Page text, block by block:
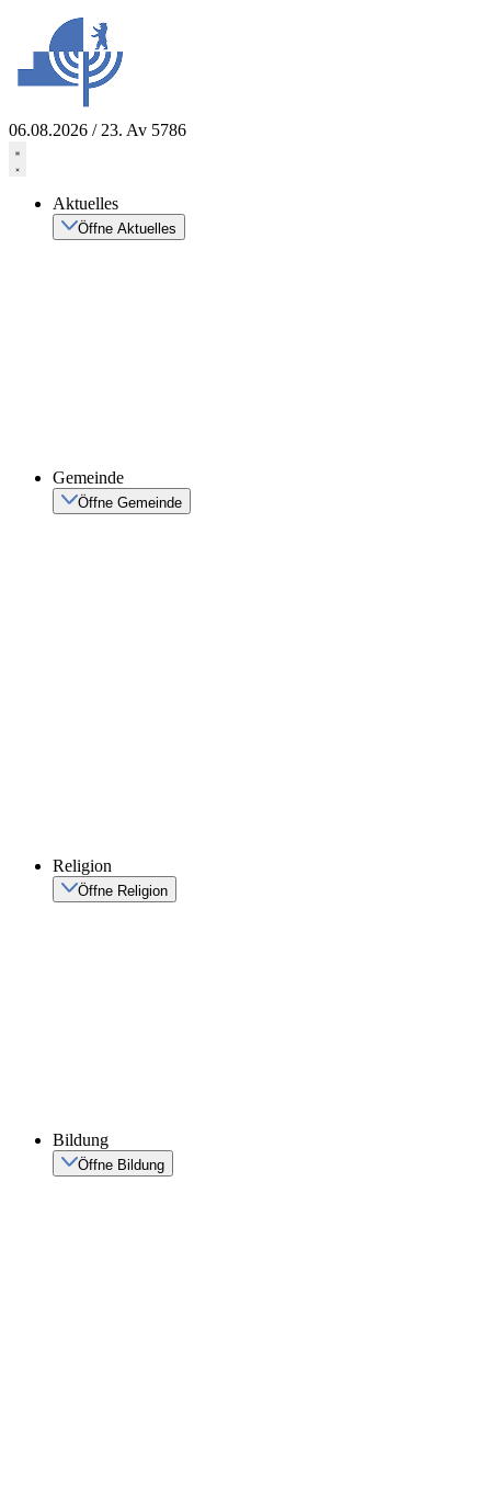
springen
06.08.2026 / 23. Av 5786
Aktuelles
Öffne Aktuelles
Gemeinde
Öffne Gemeinde
Religion
Öffne Religion
Bildung
Öffne Bildung